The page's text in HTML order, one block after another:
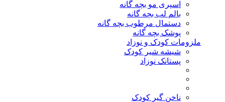
اسپری مو بچه گانه
بالم لب بچه گانه
دستمال مرطوب بچه گانه
پوشک بچه گانه
ملزومات کودک و نوزاد
شیشه شیر کودک
پستانک نوزاد
ناخن گیر کودک